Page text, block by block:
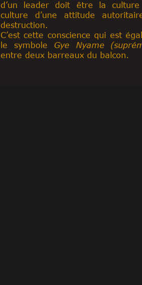
d’un leader doit être la
culture d’une attitude
destruction.
C’est cette conscience qui est
le symbole Gye Nyame
entre deux barreaux du balcon.